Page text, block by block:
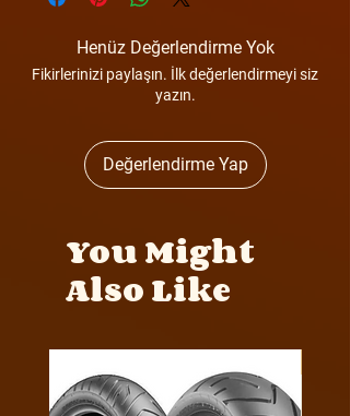
Henüz Değerlendirme Yok
Fikirlerinizi paylaşın. İlk değerlendirmeyi siz
yazın.
Değerlendirme Yap
You Might
Also Like